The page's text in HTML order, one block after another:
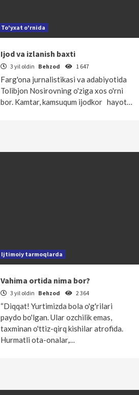
To'yxat o'rnida
Ijod va izlanish baxti
3 yil oldin Behzod 1 647
Farg'ona jurnalistikasi va adabiyotida
Tolibjon Nosirovning o'ziga xos o'rni
bor. Kamtar, kamsuqum ijodkor hayot…
Ijtimoiy tarmoqlarda
Vahima ortida nima bor?
3 yil oldin Behzod 2 364
“Diqqat! Yurtimizda bola o'g'rilari
paydo bo'lgan. Ular ozchilik emas,
taxminan o'ttiz-qirq kishilar atrofida.
Hurmatli ota-onalar,…